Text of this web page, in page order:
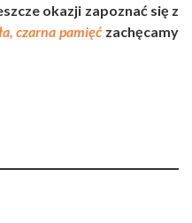
okazji zapoznać się z
czarna pamięć zachęcamy